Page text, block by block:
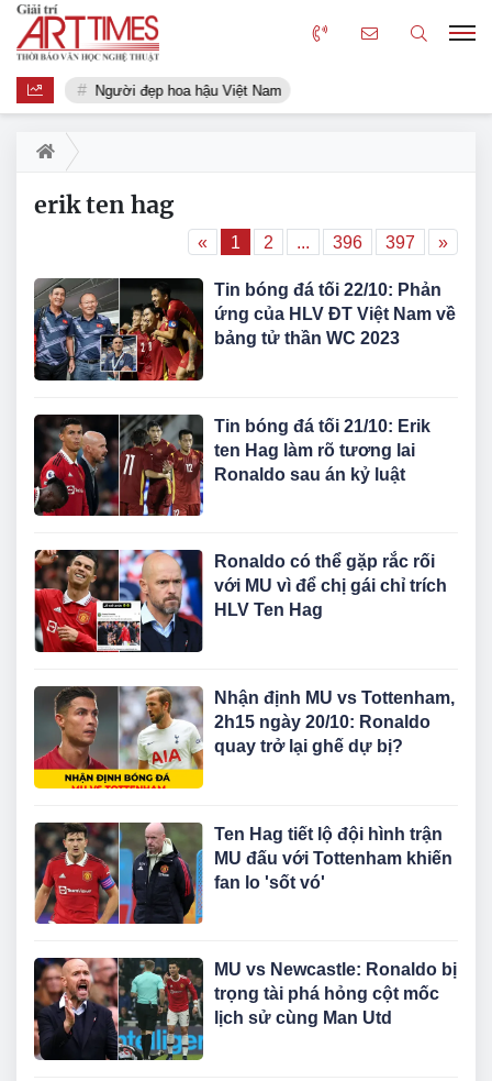
Người đẹp hoa hậu Việt Nam
erik ten hag
« 1 2 ... 396 397 »
Tin bóng đá tối 22/10: Phản
ứng của HLV ĐT Việt Nam về
bảng tử thần WC 2023
Tin bóng đá tối 21/10: Erik
ten Hag làm rõ tương lai
Ronaldo sau án kỷ luật
Ronaldo có thể gặp rắc rối
với MU vì để chị gái chỉ trích
HLV Ten Hag
Nhận định MU vs Tottenham,
2h15 ngày 20/10: Ronaldo
quay trở lại ghế dự bị?
Ten Hag tiết lộ đội hình trận
MU đấu với Tottenham khiến
fan lo 'sốt vó'
MU vs Newcastle: Ronaldo bị
trọng tài phá hỏng cột mốc
lịch sử cùng Man Utd